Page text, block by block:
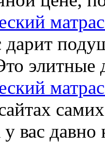
элитные
вас